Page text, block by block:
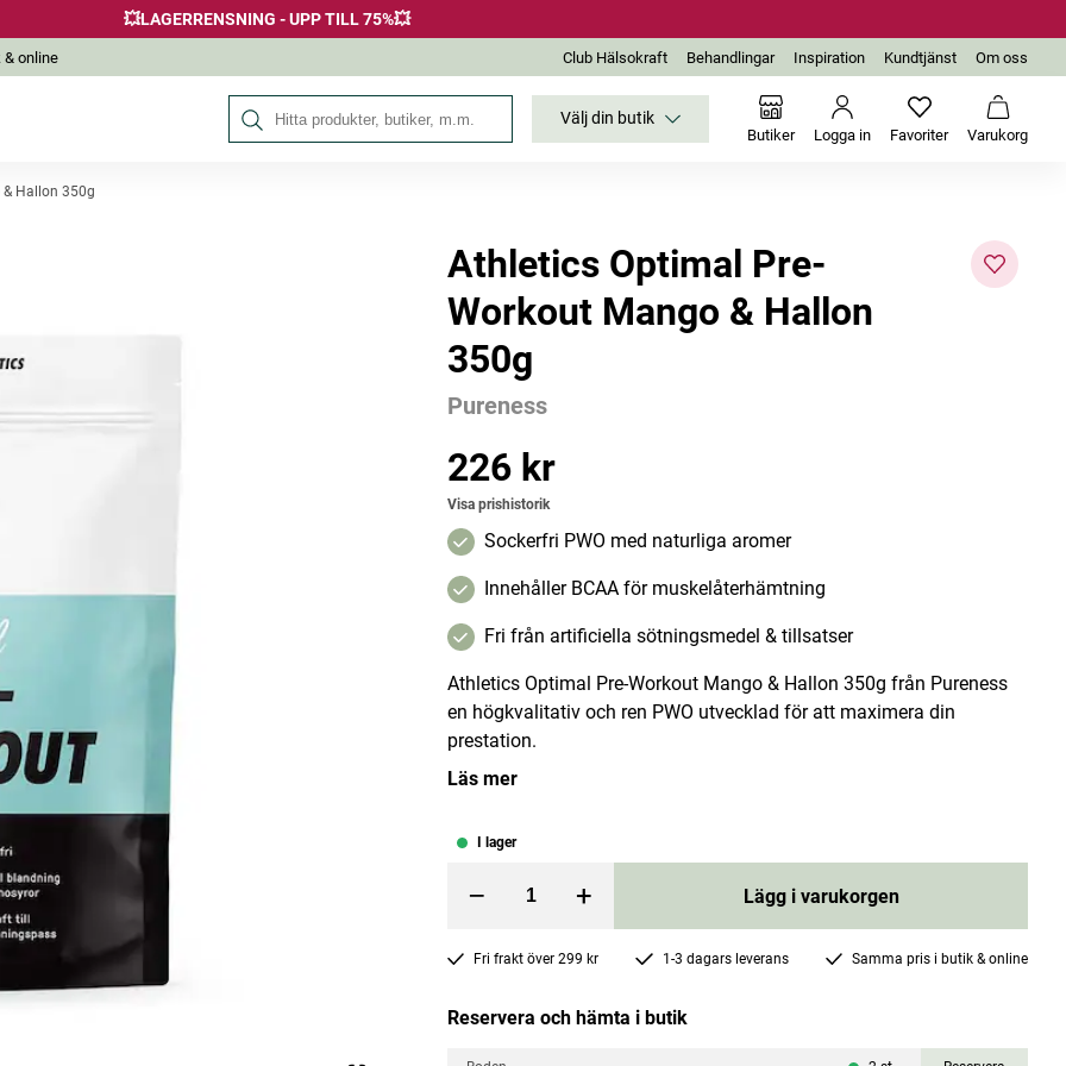
💥LAGERRENSNING - UPP TILL 75%💥
& online Club Hälsokraft Behandlingar Inspiration Kundtjänst Om oss
Sök på Hälsokraft Välj din butik
Butiker Logga in FavoriterInga favoriter
Varukorg
Hallon 350g
Andra köpte också
160 kapslar
Lägg i varukorgen
Vetevärmare Fuchsia
Athletics Optimal Pre-
Workout Mango & Hallon
350g
Pureness
Pris:226 kr
226 kr
Visa prishistorik
Sockerfri PWO med naturliga aromer
Innehåller BCAA för muskelåterhämtning
Fri från artificiella sötningsmedel & tillsatser
Athletics Optimal Pre-Workout Mango & Hallon 350g från Pureness
en högkvalitativ och ren PWO utvecklad för att maximera din
prestation.
Läs mer
I lager
– + Lägg i varukorgen
Fri frakt över 299 kr 1-3 dagars leverans Samma pris i butik & online
Reservera och hämta i butik